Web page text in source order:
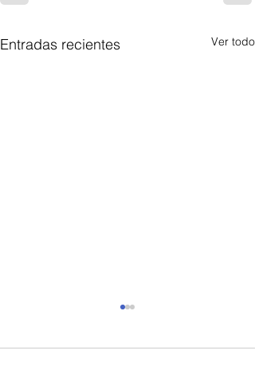
Entradas recientes Ver todo